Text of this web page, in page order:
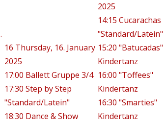
16 Thursday, 16. January
2025
17:00 Ballett Gruppe 3/4
17:30 Step by Step
"Standard/Latein"
18:30 Dance & Show
2025
14:15 Cucarachas
"Standard/Latein"
15:20 "Batucadas"
Kindertanz
16:00 "Toffees"
Kindertanz
16:30 "Smarties"
Kindertanz